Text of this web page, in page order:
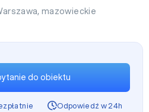
,mazowieckie
do obiektu
Odpowiedź w 24h